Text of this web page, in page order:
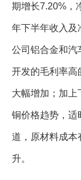
期增长7.20%，
年下半年收入及
公司铝合金和汽
开发的毛利率高
大幅增加；加上
铜价格趋势，适
道，原材料成本
升。